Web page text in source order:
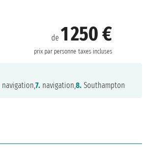
de 1 250 €
prix par personne taxes incluses
navigation,7. navigation,8. Southampton